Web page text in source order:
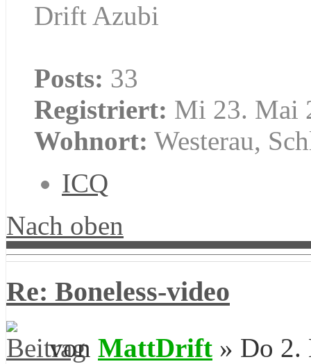
Drift Azubi
Posts: 33
Registriert: Mi 23. Mai
Wohnort: Westerau,
ICQ
Nach oben
Re: Boneless-video
von MattDrift » Do 2.